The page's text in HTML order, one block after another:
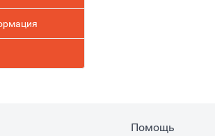
Помощь